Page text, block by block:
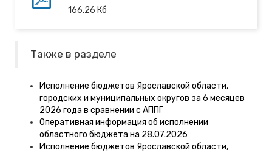
166,26 Кб
Также в разделе
Исполнение бюджетов Ярославской области,
городских и муниципальных округов за 6 месяцев
2026 года в сравнении с АППГ
Оперативная информация об исполнении
областного бюджета на 28.07.2026
Исполнение бюджетов Ярославской области,